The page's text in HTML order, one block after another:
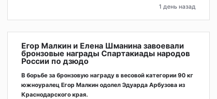
1 день назад
Егор Малкин и Елена Шманина завоевали
бронзовые награды Спартакиады народов
России по дзюдо
В борьбе за бронзовую награду в весовой категории 90 кг
южноуралец Егор Малкин одолел Эдуарда Арбузова из
Краснодарского края.